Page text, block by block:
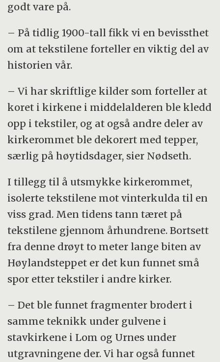
godt vare på.
– På tidlig 1900-tall fikk vi en bevissthet
om at tekstilene forteller en viktig del av
historien vår.
– Vi har skriftlige kilder som forteller at
koret i kirkene i middelalderen ble kledd
opp i tekstiler, og at også andre deler av
kirkerommet ble dekorert med tepper,
særlig på høytidsdager, sier Nødseth.
I tillegg til å utsmykke kirkerommet,
isolerte tekstilene mot vinterkulda til en
viss grad. Men tidens tann tæret på
tekstilene gjennom århundrene. Bortsett
fra denne drøyt to meter lange biten av
Høylandsteppet er det kun funnet små
spor etter tekstiler i andre kirker.
– Det ble funnet fragmenter brodert i
samme teknikk under gulvene i
stavkirkene i Lom og Urnes under
utgravningene der. Vi har også funnet